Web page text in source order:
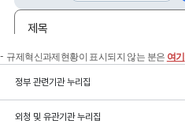
규제혁신과제현황이 표시되지 않는 분은 여기
정부 관련기관 누리집
외청 및 유관기관 누리집